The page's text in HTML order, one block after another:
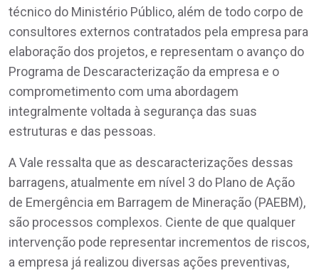
técnico do Ministério Público, além de todo corpo de
consultores externos contratados pela empresa para
elaboração dos projetos, e representam o avanço do
Programa de Descaracterização da empresa e o
comprometimento com uma abordagem
integralmente voltada à segurança das suas
estruturas e das pessoas.
A Vale ressalta que as descaracterizações dessas
barragens, atualmente em nível 3 do Plano de Ação
de Emergência em Barragem de Mineração (PAEBM),
são processos complexos. Ciente de que qualquer
intervenção pode representar incrementos de riscos,
a empresa já realizou diversas ações preventivas,